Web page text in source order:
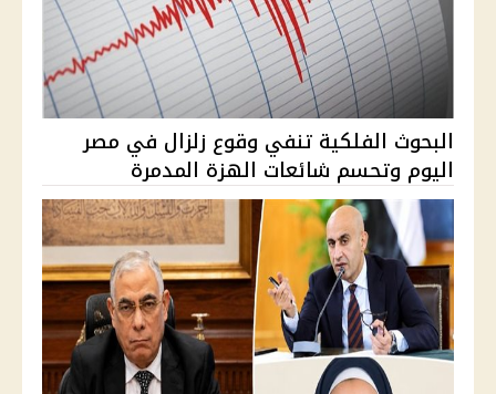
البحوث الفلكية تنفي وقوع زلزال في مصر
اليوم وتحسم شائعات الهزة المدمرة